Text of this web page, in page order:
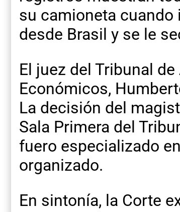
su camioneta cuando
desde Brasil y se le
El juez del Tribunal
Económicos,
La decisión del
Sala Primera del
fuero especializado
organizado.
En sintonía, la Corte